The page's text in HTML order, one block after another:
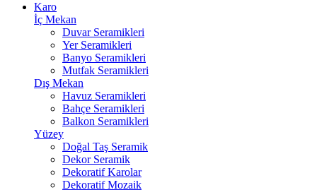
Karo
İç Mekan
Duvar Seramikleri
Yer Seramikleri
Banyo Seramikleri
Mutfak Seramikleri
Dış Mekan
Havuz Seramikleri
Bahçe Seramikleri
Balkon Seramikleri
Yüzey
Doğal Taş Seramik
Dekor Seramik
Dekoratif Karolar
Dekoratif Mozaik